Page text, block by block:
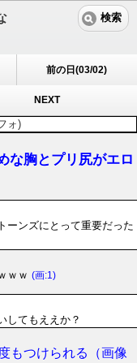
検索
前の日(03/02)
NEXT
ォ)
な胸とプリ尻がエロ
ーンズにとって重要だった
ｗｗ (画:1)
してもええか？
もつけられる（画像